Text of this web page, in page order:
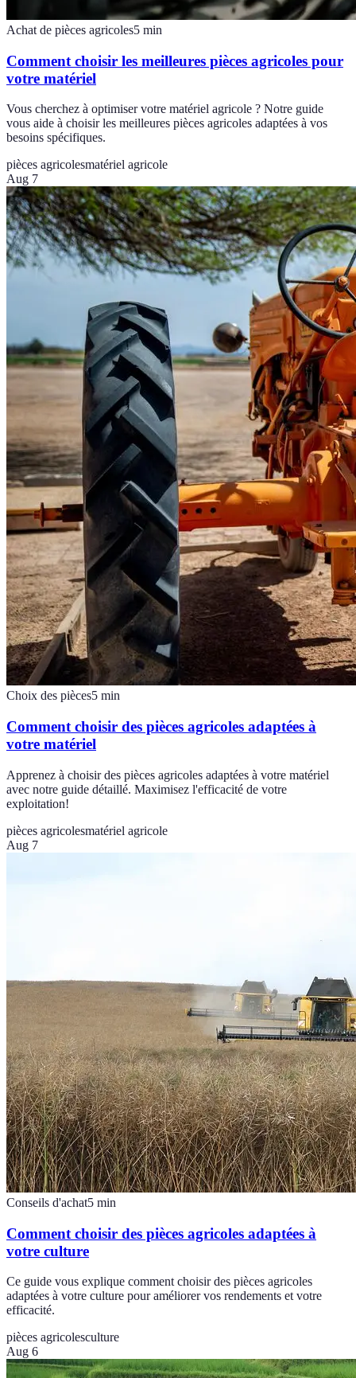
Achat de pièces agricoles5 min
Comment choisir les meilleures pièces agricoles pour
votre matériel
Vous cherchez à optimiser votre matériel agricole ? Notre guide
vous aide à choisir les meilleures pièces agricoles adaptées à vos
besoins spécifiques.
pièces agricolesmatériel agricole
Aug 7
Choix des pièces5 min
Comment choisir des pièces agricoles adaptées à
votre matériel
Apprenez à choisir des pièces agricoles adaptées à votre matériel
avec notre guide détaillé. Maximisez l'efficacité de votre
exploitation!
pièces agricolesmatériel agricole
Aug 7
Conseils d'achat5 min
Comment choisir des pièces agricoles adaptées à
votre culture
Ce guide vous explique comment choisir des pièces agricoles
adaptées à votre culture pour améliorer vos rendements et votre
efficacité.
pièces agricolesculture
Aug 6